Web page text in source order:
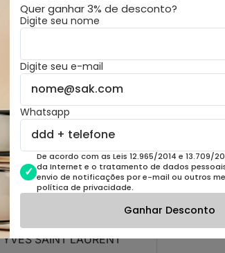
CHANEL
FENDI
HERMÈS
LOUIS VUITTON
PRADA
UGG
YVES SAINT LAURENT
Quer ganhar 3% de desconto?
Digite seu nome
Digite seu e-mail
Whatsapp
De acordo com as Leis 12.965/2014 e 13.709/
da Internet e o tratamento de dados
envio de notificações por e-mail ou outros
política de privacidade.
Ganhar Desconto